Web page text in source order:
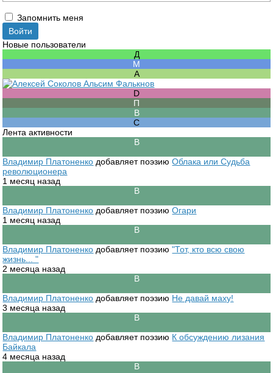
Запомнить меня
Новые пользователи
Лента активности
Владимир Платоненко добавляет поэзиюОблака или Судьба
революционера
1 месяц назад
Владимир Платоненко добавляет поэзиюОгари
1 месяц назад
Владимир Платоненко добавляет поэзию"Тот, кто всю свою
жизнь... "
2 месяца назад
Владимир Платоненко добавляет поэзию Не давай маху!
3 месяца назад
Владимир Платоненко добавляет поэзию К обсуждению лизания
Байкала
4 месяца назад